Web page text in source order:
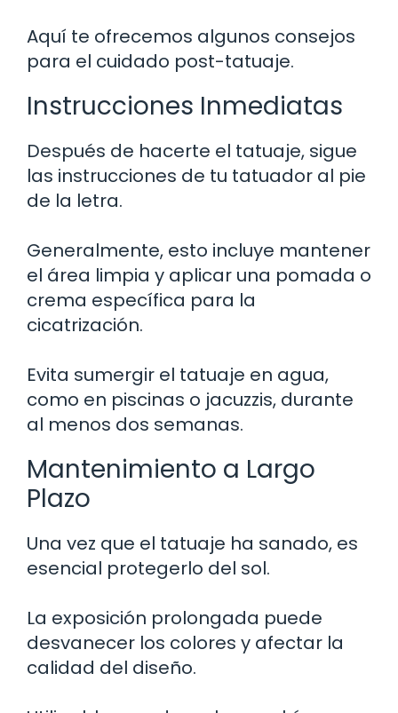
Aquí te ofrecemos algunos consejos
para el cuidado post-tatuaje.
Instrucciones Inmediatas
Después de hacerte el tatuaje, sigue
las instrucciones de tu tatuador al pie
de la letra.
Generalmente, esto incluye mantener
el área limpia y aplicar una pomada o
crema específica para la
cicatrización.
Evita sumergir el tatuaje en agua,
como en piscinas o jacuzzis, durante
al menos dos semanas.
Mantenimiento a Largo
Plazo
Una vez que el tatuaje ha sanado, es
esencial protegerlo del sol.
La exposición prolongada puede
desvanecer los colores y afectar la
calidad del diseño.